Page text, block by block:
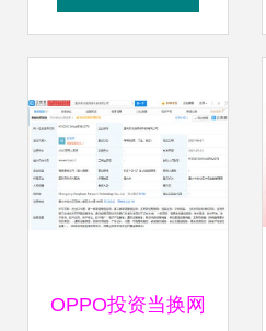
拍卖
OPPO投资当换网